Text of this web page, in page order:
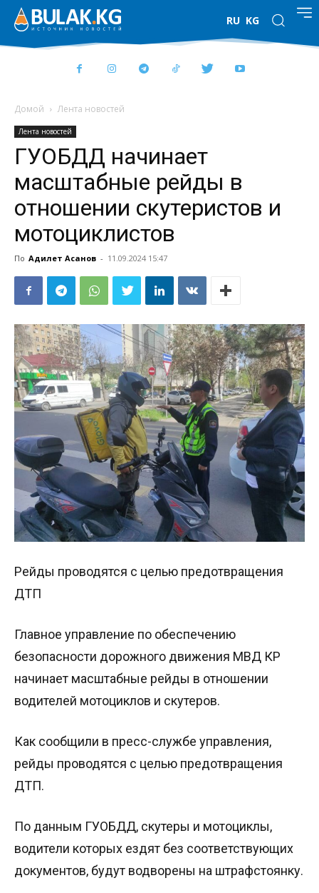
RU KG
Домой Лента новостей
Лента новостей
ГУОБДД начинает
масштабные рейды в
отношении скутеристов и
мотоциклистов
По Адилет Асанов - 11.09.2024 15:47
Рейды проводятся с целью предотвращения
ДТП
Главное управление по обеспечению
безопасности дорожного движения МВД КР
начинает масштабные рейды в отношении
водителей мотоциклов и скутеров.
Как сообщили в пресс-службе управления,
рейды проводятся с целью предотвращения
ДТП.
По данным ГУОБДД, скутеры и мотоциклы,
водители которых ездят без соответствующих
документов, будут водворены на штрафстоянку.